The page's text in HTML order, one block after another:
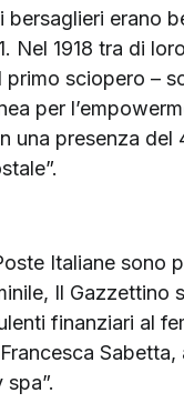
erano
Nel 1918 tra di
sciopero –
per
una presenza del
Italiane sono
Il
finanziari al